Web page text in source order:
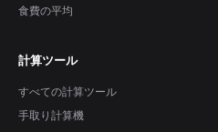
食費の平均
計算ツール
すべての計算ツール
手取り計算機